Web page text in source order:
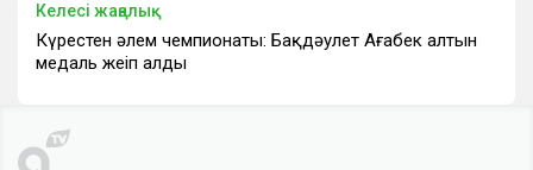
Келесі жаңалық
Күрестен әлем чемпионаты: Бақдәулет Ағабек алтын
медаль жеңіп алды